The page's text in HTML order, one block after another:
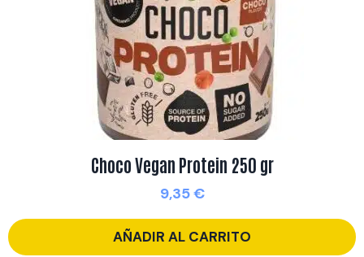
Choco Vegan Protein 250 gr
9,35€
AÑADIR AL CARRITO